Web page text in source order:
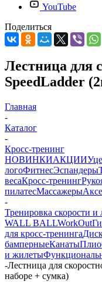
YouTube
Поделиться
Лестница для
SpeedLadder
Главная
-
Каталог
-
Кросс-тренинг
НОВИНКИАКЦИИ
логоФитнесЭспандеры
весаКросс-тренинг
пилатесМассажеры
-
Тренировка скорости и
WALL BALLWorkOut
для кросс-тренинга
бамперныеКанаты
и жилеты
-Лестница для
наборе + сумка)